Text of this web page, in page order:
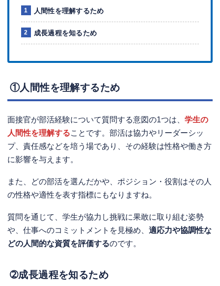
人間性を理解するため
成長過程を知るため
①人間性を理解するため
面接官が部活経験について質問する意図の1つは、 学生の
人間性を理解することです。部活は協力やリーダーシッ
プ、責任感などを培う場であり、その経験は性格や働き方
に影響を与えます。
また、どの部活を選んだかや、ポジション・役割はその人
の性格や適性を表す指標にもなりますね。
質問を通じて、学生が協力し挑戦に果敢に取り組む姿勢
や、仕事へのコミットメントを見極め、 適応力や協調性な
どの人間的な資質を評価するのです。
➁成長過程を知るため